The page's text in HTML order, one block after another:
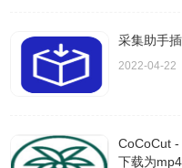
采集助手
2022-04-22
CoCoCut
下载为